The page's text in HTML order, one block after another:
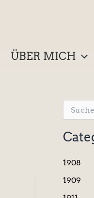
ÜBER MICH
u
c
h
n
a
1908
1909